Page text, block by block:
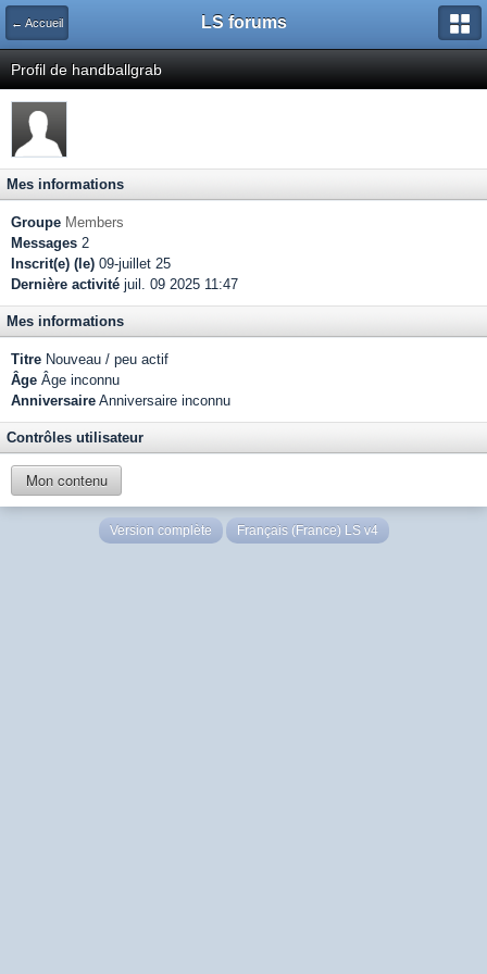
← Accueil LS forums
Profil de handballgrab
Mes informations
Groupe Members
Messages 2
Inscrit(e) (le) 09-juillet 25
Dernière activité juil. 09 2025 11:47
Mes informations
Titre Nouveau / peu actif
Âge Âge inconnu
Anniversaire Anniversaire inconnu
Contrôles utilisateur
Mon contenu
Version complète Français (France) LS v4